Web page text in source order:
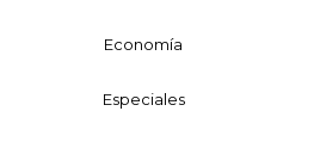
Economía
Especiales